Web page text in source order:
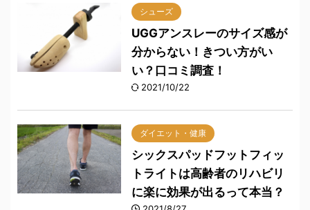
シューズ
UGGアンスレーのサイズ感が
分からない！きつい方がい
い？口コミ調査！
2021/10/22
ダイエット・健康
シックスパッドフットフィッ
トライトは高齢者のリハビリ
に楽に効果が出るって本当？